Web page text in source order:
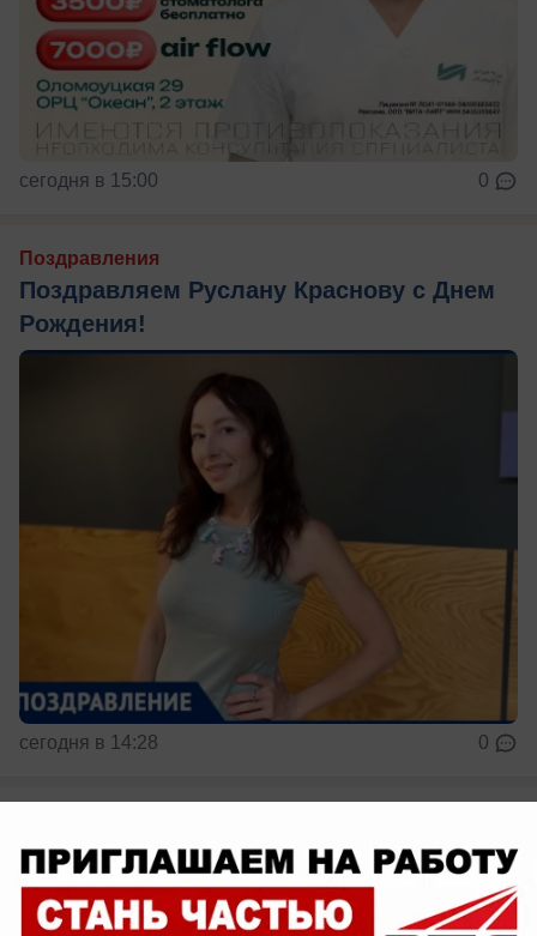
сегодня в 15:00 0
Поздравления
Поздравляем Руслану Краснову с Днем
Рождения!
сегодня в 14:28 0
БСМП на Свердлова в Волжском: врачи
спасают жизни, а здание — просит о
помощи